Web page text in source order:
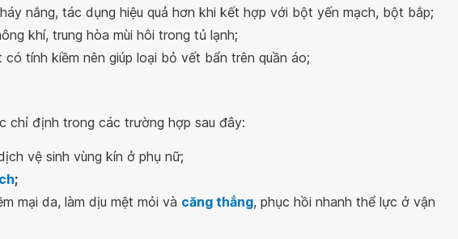
nắng, tác dụng hiệu quả hơn khi kết hợp với bột yến mạch, bột bắp;
khí, trung hòa mùi hôi trong tủ lạnh;
có tính kiềm nên giúp loại bỏ vết bẩn trên quần áo;
chỉ định trong các trường hợp sau đây:
vệ sinh vùng kín ở phụ nữ;
;
mại da, làm dịu mệt mỏi và căng thẳng, phục hồi nhanh thể lực ở vận